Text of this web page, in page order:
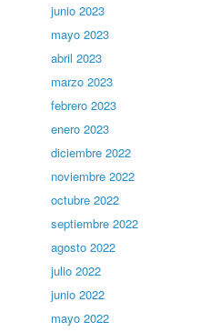
junio 2023
mayo 2023
abril 2023
marzo 2023
febrero 2023
enero 2023
diciembre 2022
noviembre 2022
octubre 2022
septiembre 2022
agosto 2022
julio 2022
junio 2022
mayo 2022